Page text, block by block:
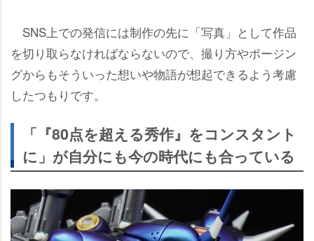
SNS上での発信には制作の先に「写真」として作品
を切り取らなければならないので、撮り方やポージン
グからもそういった想いや物語が想起できるよう考慮
したつもりです。
「『80点を超える秀作』をコンスタント
に」が自分にも今の時代にも合っている